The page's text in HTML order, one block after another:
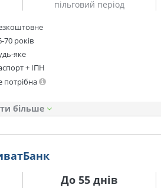
пільговий період
70 років
яке
+ ІПН
потрібна
До 55 днів